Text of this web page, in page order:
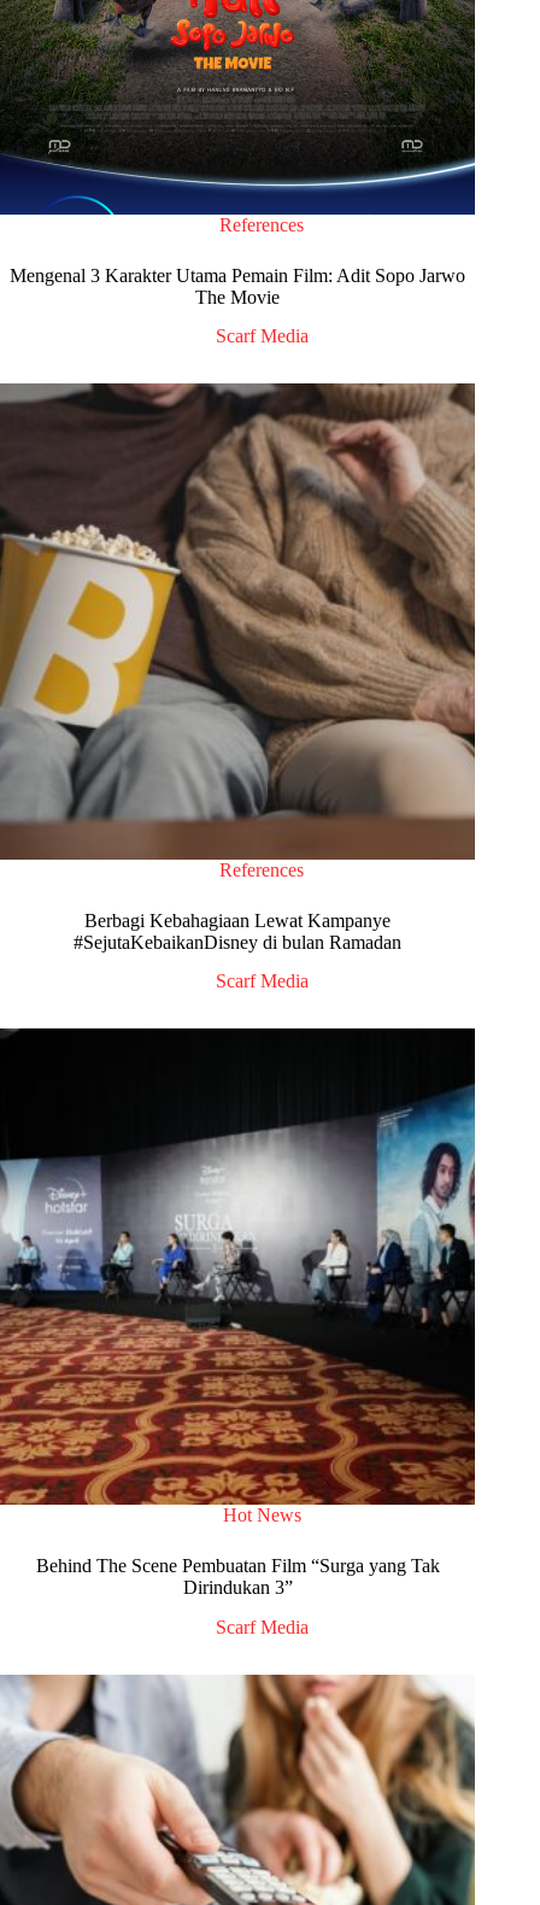
References
Mengenal 3 Karakter Utama Pemain Film: Adit Sopo Jarwo
The Movie
Scarf Media
References
Berbagi Kebahagiaan Lewat Kampanye
#SejutaKebaikanDisney di bulan Ramadan
Scarf Media
Hot News
Behind The Scene Pembuatan Film “Surga yang Tak
Dirindukan 3”
Scarf Media